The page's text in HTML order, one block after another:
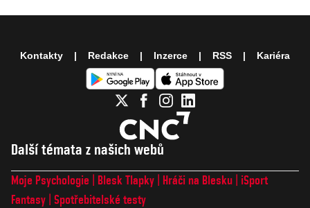
Další témata z našich webů
Moje Psychologie Blesk Tlapky Hráči na Blesku
iSport
Fantasy Spotřebitelské testy
Kontakty Redakce Inzerce RSS Kariéra